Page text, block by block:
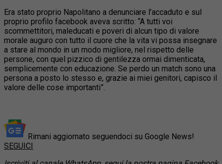
Era stato proprio Napolitano a denunciare l’accaduto e sul
proprio profilo facebook aveva scritto: “A tutti voi
scommettitori, maleducati e poveri di alcun tipo di valore
morale auguro con tutto il cuore che la vita vi possa insegnare
a stare al mondo in un modo migliore, nel rispetto delle
persone, con quel pizzico di gentilezza ormai dimenticata,
semplicemente con educazione. Se perdo un match sono una
persona a posto lo stesso e, grazie ai miei genitori, capisco il
valore delle cose importanti”.
Rimani aggiornato seguendoci su Google News!
SEGUICI